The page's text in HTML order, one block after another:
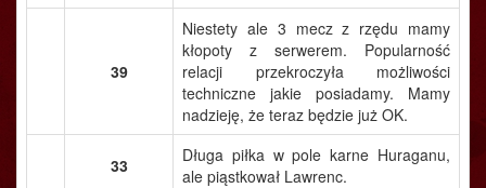
39
Niestety ale 3 mecz z rzędu mamy
kłopoty z serwerem. Popularność
relacji przekroczyła możliwości
techniczne jakie posiadamy. Mamy
nadzieję, że teraz będzie już OK.
33
Długa piłka w pole karne Huraganu,
ale piąstkował Lawrenc.